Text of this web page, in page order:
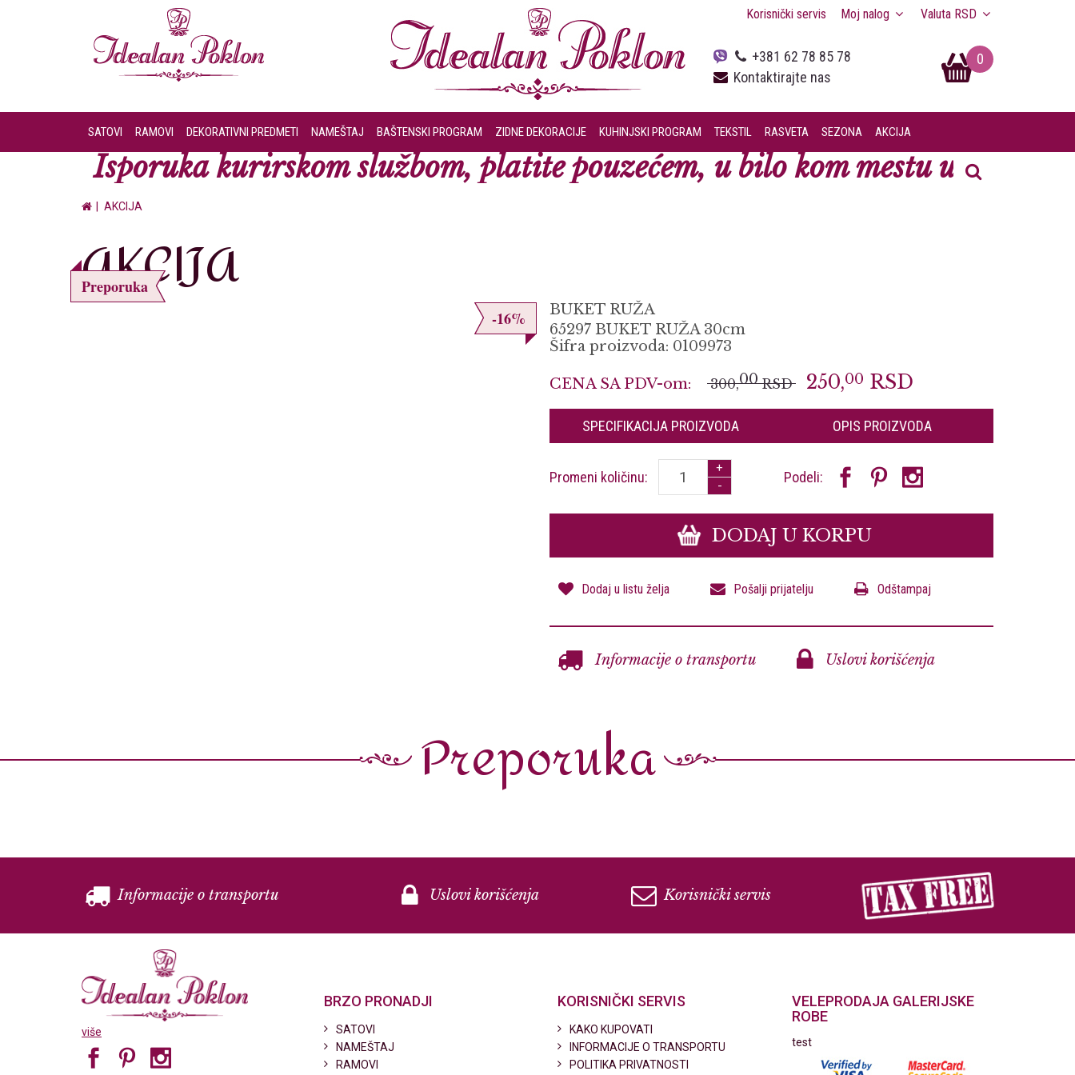
Korisnički servis Moj nalog Valuta RSD
+381 62 78 85 78
Kontaktirajte nas
0
SATOVI RAMOVI DEKORATIVNI PREDMETI NAMEŠTAJ BAŠTENSKI PROGRAM ZIDNE DEKORACIJE KUHINJSKI PROGRAM TEKSTIL RASVETA SEZONA AKCIJA
Isporuka kurirskom službom, platite pouzećem, u bilo kom mestu u Srbiji.
AKCIJA
AKCIJA
-16%
Preporuka
BUKET RUŽA
65297 BUKET RUŽA 30cm
Šifra proizvoda: 0109973
CENA SA PDV-om: 300,00RSD 250,00 RSD
SPECIFIKACIJA PROIZVODA OPIS PROIZVODA
Promeni količinu:
+
-
Podeli:
DODAJ U KORPU
Dodaj u listu želja Pošalji prijatelju Odštampaj
Informacije o transportu Uslovi korišćenja
Preporuka
Informacije o transportu Uslovi korišćenja Korisnički servis
više
BRZO PRONADJI
SATOVI
NAMEŠTAJ
RAMOVI
KORISNIČKI SERVIS
KAKO KUPOVATI
INFORMACIJE O TRANSPORTU
POLITIKA PRIVATNOSTI
VELEPRODAJA GALERIJSKE
ROBE
test